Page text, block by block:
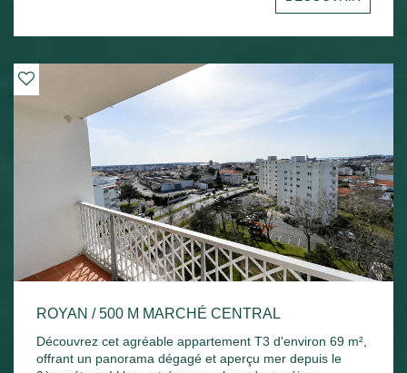
ROYAN / 500 M MARCHÉ CENTRAL
Découvrez cet agréable appartement T3 d'environ 69 m²,
offrant un panorama dégagé et aperçu mer depuis le